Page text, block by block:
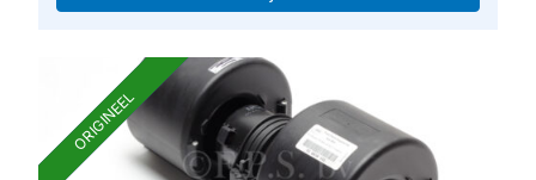
ORIGINEEL